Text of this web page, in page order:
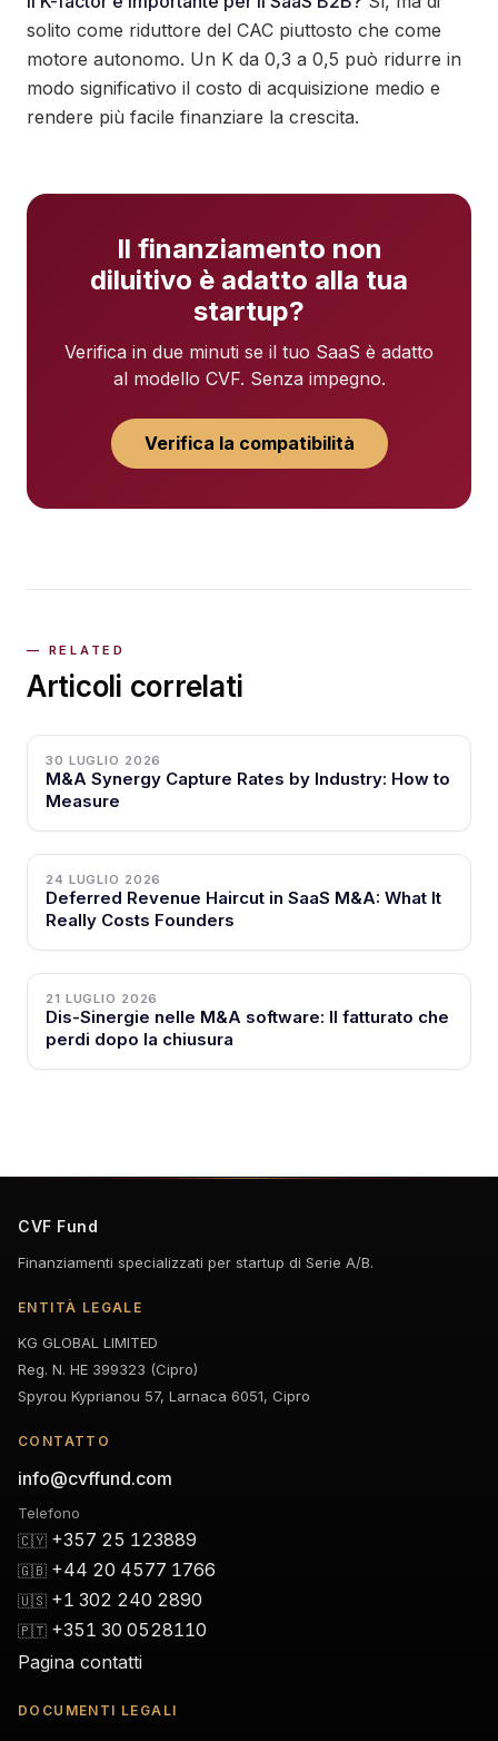
solito come riduttore del CAC piuttosto che come
motore autonomo. Un K da 0,3 a 0,5 può ridurre in
modo significativo il costo di acquisizione medio e
rendere più facile finanziare la crescita.
Il finanziamento non
diluitivo è adatto alla tua
startup?
Verifica in due minuti se il tuo SaaS è adatto
al modello CVF. Senza impegno.
Verifica la compatibilità
Articoli correlati
30 LUGLIO 2026
M&A Synergy Capture Rates by Industry: How to
Measure
24 LUGLIO 2026
Deferred Revenue Haircut in SaaS M&A: What It
Really Costs Founders
21 LUGLIO 2026
Dis-Sinergie nelle M&A software: Il fatturato che
perdi dopo la chiusura
CVF Fund
Finanziamenti specializzati per startup di Serie A/B.
ENTITÀ LEGALE
KG GLOBAL LIMITED
Reg. N. HE 399323 (Cipro)
Spyrou Kyprianou 57, Larnaca 6051, Cipro
CONTATTO
info@cvffund.com
Telefono
🇨🇾 +357 25 123889
🇬🇧 +44 20 4577 1766
🇺🇸 +1 302 240 2890
🇵🇹 +351 30 0528110
Pagina contatti
DOCUMENTI LEGALI